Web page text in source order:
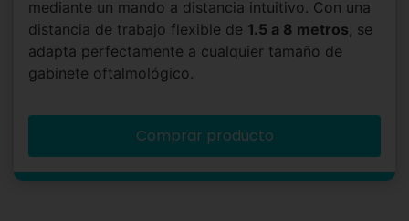
mediante un mando a distancia intuitivo. Con una
distancia de trabajo flexible de 1.5 a 8 metros, se
adapta perfectamente a cualquier tamaño de
gabinete oftalmológico.
Comprar producto